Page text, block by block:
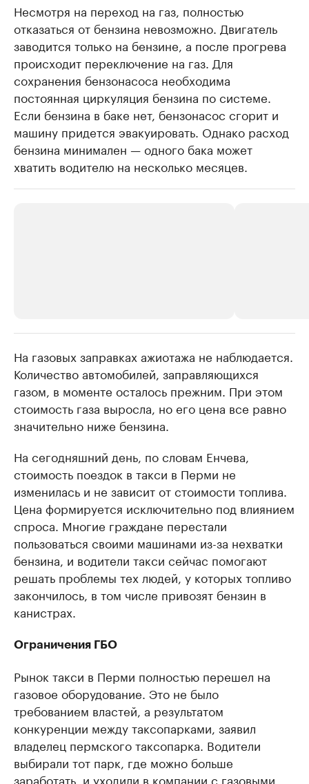
Несмотря на переход на газ, полностью
отказаться от бензина невозможно. Двигатель
заводится только на бензине, а после прогрева
происходит переключение на газ. Для
сохранения бензонасоса необходима
постоянная циркуляция бензина по системе.
Если бензина в баке нет, бензонасос сгорит и
машину придется эвакуировать. Однако расход
бензина минимален — одного бака может
хватить водителю на несколько месяцев.
Крупные организации в
нефтегазовой промышленности
Найдите и проверьте данные в каталоге Посмотрите
На газовых заправках ажиотажа не наблюдается.
Количество автомобилей, заправляющихся
газом, в моменте осталось прежним. При этом
стоимость газа выросла, но его цена все равно
значительно ниже бензина.
На сегодняшний день, по словам Енчева,
стоимость поездок в такси в Перми не
изменилась и не зависит от стоимости топлива.
Цена формируется исключительно под влиянием
спроса. Многие граждане перестали
пользоваться своими машинами из-за нехватки
бензина, и водители такси сейчас помогают
решать проблемы тех людей, у которых топливо
закончилось, в том числе привозят бензин в
канистрах.
Ограничения ГБО
Рынок такси в Перми полностью перешел на
газовое оборудование. Это не было
требованием властей, а результатом
конкуренции между таксопарками, заявил
владелец пермского таксопарка. Водители
выбирали тот парк, где можно больше
заработать, и уходили в компании с газовыми